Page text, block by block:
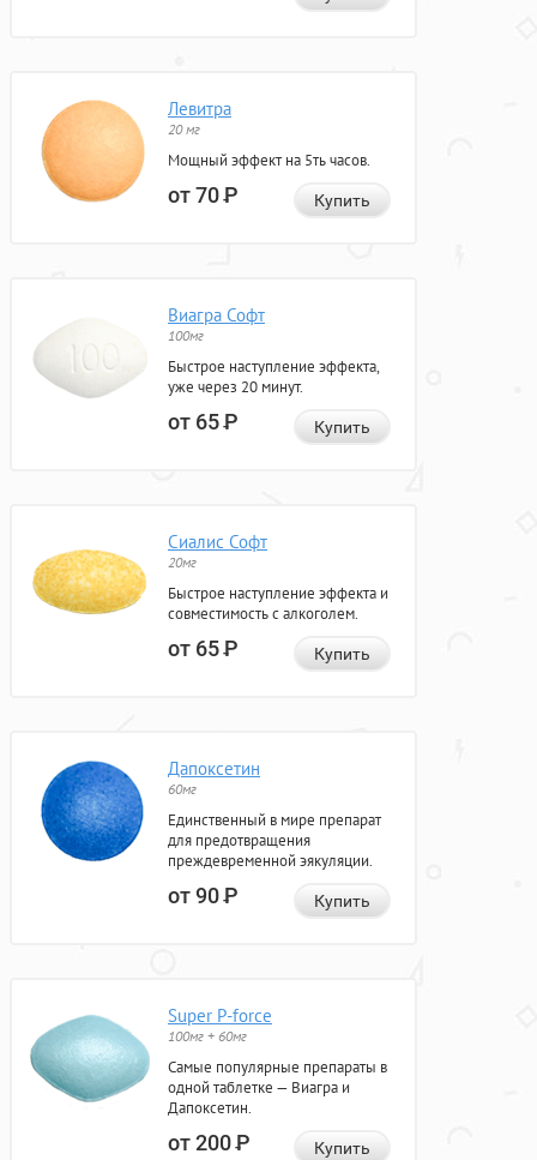
Левитра
20 мг
Мощный эффект на 5ть часов.
от 70Р Купить
Виагра Софт
100мг
Быстрое наступление эффекта,
уже через 20 минут.
от 65Р Купить
Сиалис Софт
20мг
Быстрое наступление эффекта и
совместимость с алкоголем.
от 65Р Купить
Дапоксетин
60мг
Единственный в мире препарат
для предотвращения
преждевременной эякуляции.
от 90Р Купить
Super P-force
100мг + 60мг
Самые популярные препараты в
одной таблетке — Виагра и
Дапоксетин.
от 200Р Купить